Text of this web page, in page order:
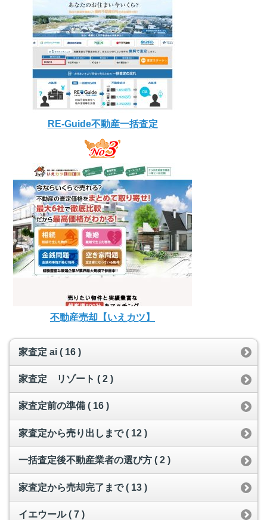
RE-Guide不動産一括査定
不動産売却【いえカツ】
家査定 ai ( 16 )
家査定 リゾート ( 2 )
家査定前の準備 ( 16 )
家査定から売り出しまで ( 12 )
一括査定後不動産業者の選び方 ( 2 )
家査定から売却完了まで ( 13 )
イエウール ( 7 )